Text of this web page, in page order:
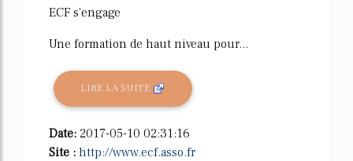
ECF s'engage
Une formation de haut niveau pour...
LIRE LA SUITE
Date: 2017-05-10 02:31:16
Site : http://www.ecf.asso.fr